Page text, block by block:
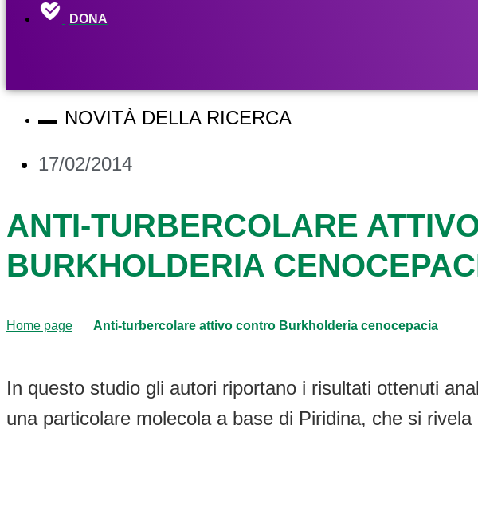
DONA
NOVITÀ DELLA RICERCA
17/02/2014
ANTI-TURBERCOLARE
BURKHOLDERIA
Home page Anti-turbercolare attivo contro Burkholderia cenocepacia
In questo studio gli autori riportano i risultati ottenuti
una particolare molecola a base di Piridina, che si